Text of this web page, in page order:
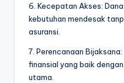
6. Kecepatan Akses:
kebutuhan mendesak
asuransi.
7. Perencanaan
finansial yang baik
utama.